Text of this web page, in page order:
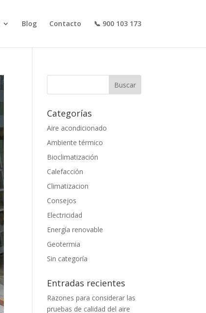
Blog Contacto 📞 900 103 173
Categorías
Aire acondicionado
Ambiente térmico
Bioclimatización
Calefacción
Climatizacion
Consejos
Electricidad
Energía renovable
Geotermia
Sin categoría
Entradas recientes
Razones para considerar las
pruebas de calidad del aire